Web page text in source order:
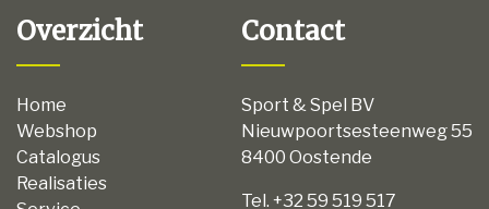
Overzicht
Home
Webshop
Catalogus
Realisaties
Contact
Sport & Spel BV
Nieuwpoortsesteenweg 55
8400 Oostende
Tel. +32 59 519 517